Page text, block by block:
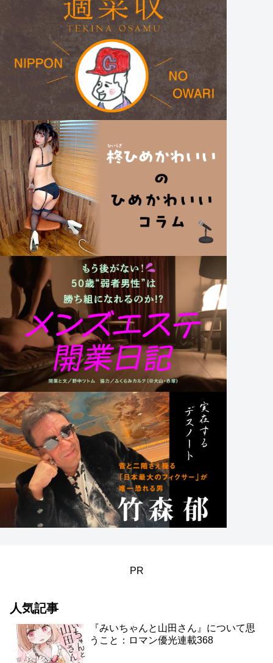
PR
人気記事
『みいちゃんと山田さん』について思
うこと：ロマン優光連載368